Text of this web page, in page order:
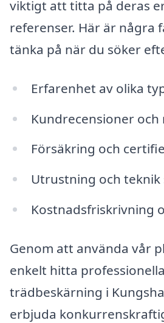
viktigt att titta på deras
referenser. Här är några
tänka på när du söker
Erfarenhet av olika
Kundrecensioner
Försäkring och
Utrustning och teknik
Kostnadsfriskrivning
Genom att använda vår
enkelt hitta
trädbeskärning i
erbjuda